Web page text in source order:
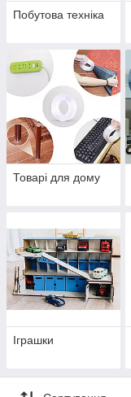
Побутова техніка
Товарі для дому
Іграшки